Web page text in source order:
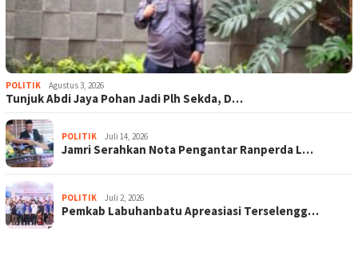
POLITIK Agustus 3, 2026
Tunjuk Abdi Jaya Pohan Jadi Plh Sekda, D…
POLITIK Juli 14, 2026
Jamri Serahkan Nota Pengantar Ranperda L…
POLITIK Juli 2, 2026
Pemkab Labuhanbatu Apreasiasi Terselengg…